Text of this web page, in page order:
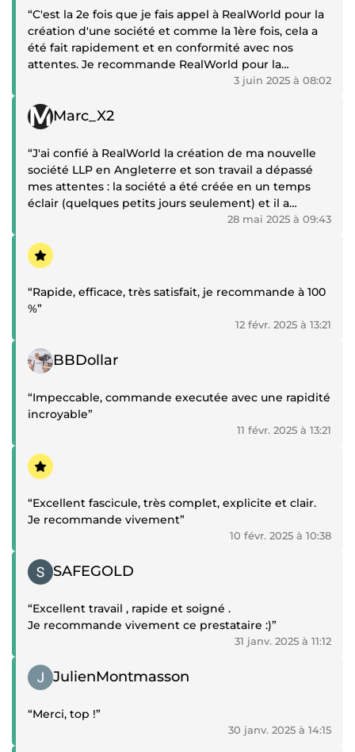
“C'est la 2e fois que je fais appel à RealWorld pour la
création d'une société et comme la 1ère fois, cela a
été fait rapidement et en conformité avec nos
attentes. Je recommande RealWorld pour la
3 juin 2025 à 08:02
Témoignage positif
Marc_X2
“J'ai confié à RealWorld la création de ma nouvelle
société LLP en Angleterre et son travail a dépassé
mes attentes : la société a été créée en un temps
éclair (quelques petits jours seulement) et il a
toujours été à l'écoute pendant la création,
posteriori. Je recommande fortement RealWorld
pour la création de votre société en Angleterre !”
28 mai 2025 à 09:43
Témoignage positif
“Rapide, efficace, très satisfait, je recommande à 100
%”
12 févr. 2025 à 13:21
Témoignage positif
BBDollar
“Impeccable, commande executée avec une rapidité
incroyable”
11 févr. 2025 à 13:21
Témoignage positif
“Excellent fascicule, très complet, explicite et clair.
Je recommande vivement”
10 févr. 2025 à 10:38
Témoignage positif
SAFEGOLD
“Excellent travail , rapide et soigné .
Je recommande vivement ce prestataire :)”
31 janv. 2025 à 11:12
Témoignage positif
JulienMontmasson
“Merci, top !”
30 janv. 2025 à 14:15